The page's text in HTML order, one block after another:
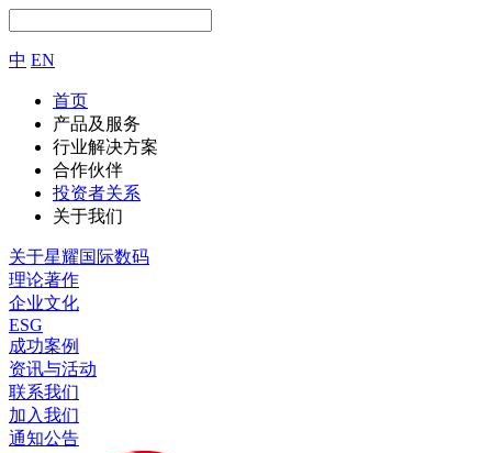
中 EN
首页
产品及服务
行业解决方案
合作伙伴
投资者关系
关于我们
关于星耀国际数码
理论著作
企业文化
ESG
成功案例
资讯与活动
联系我们
加入我们
通知公告